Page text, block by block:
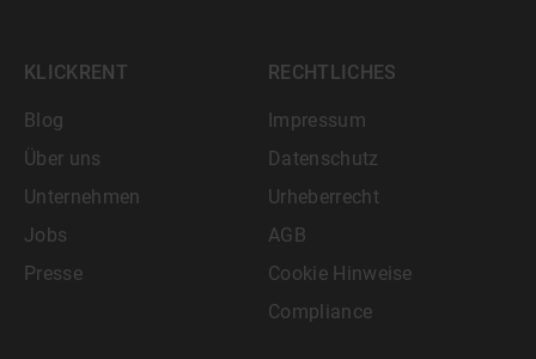
KLICKRENT
Blog
Über uns
Unternehmen
Jobs
Presse
RECHTLICHES
Impressum
Datenschutz
Urheberrecht
AGB
Cookie Hinweise
Compliance